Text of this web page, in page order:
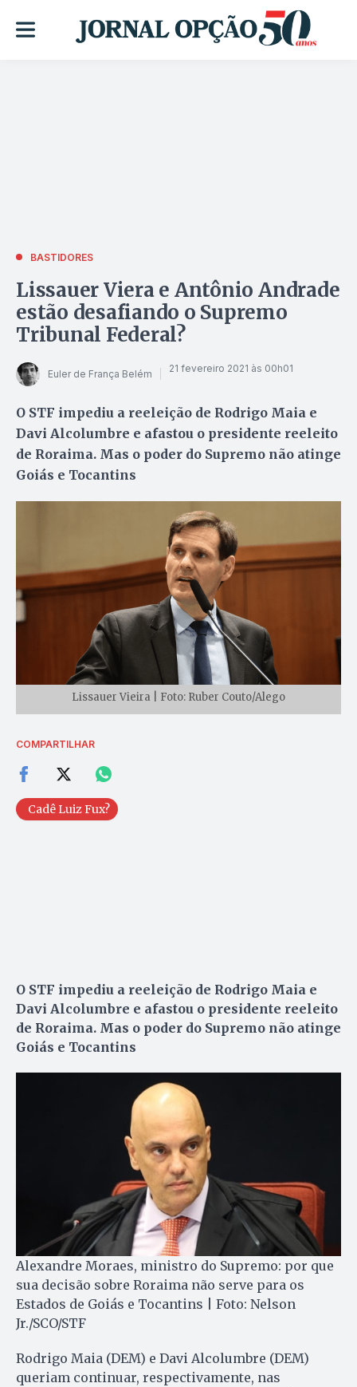
BASTIDORES
Lissauer Viera e Antônio Andrade
estão desafiando o Supremo
Tribunal Federal?
Euler de França Belém 21 fevereiro 2021 às 00h01
O STF impediu a reeleição de Rodrigo Maia e
Davi Alcolumbre e afastou o presidente reeleito
de Roraima. Mas o poder do Supremo não atinge
Goiás e Tocantins
Lissauer Vieira | Foto: Ruber Couto/Alego
COMPARTILHAR
Cadê Luiz Fux?
O STF impediu a reeleição de Rodrigo Maia e
Davi Alcolumbre e afastou o presidente reeleito
de Roraima. Mas o poder do Supremo não atinge
Goiás e Tocantins
Alexandre Moraes, ministro do Supremo: por que
sua decisão sobre Roraima não serve para os
Estados de Goiás e Tocantins | Foto: Nelson
Jr./SCO/STF
Rodrigo Maia (DEM) e Davi Alcolumbre (DEM)
queriam continuar, respectivamente, nas